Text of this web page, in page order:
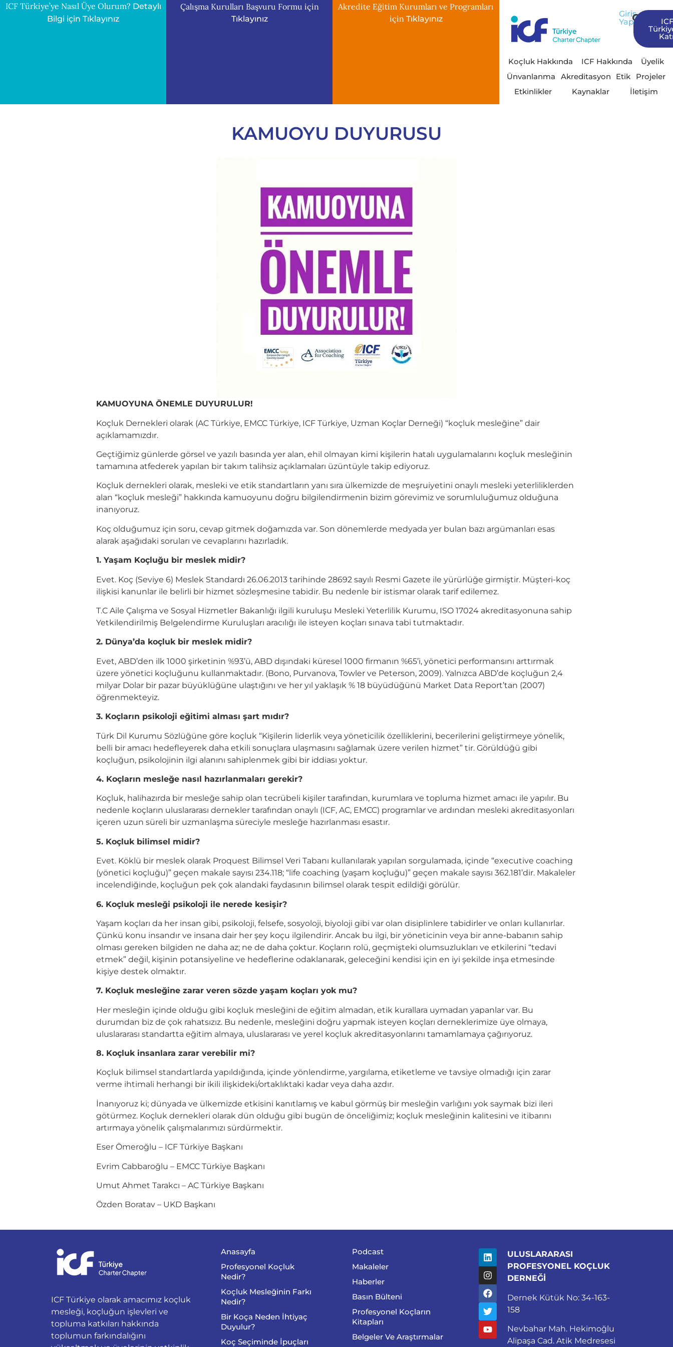
ICF Türkiye’ye Nasıl Üye Olurum? Detaylı
Bilgi için Tıklayınız
Çalışma Kurulları Başvuru Formu için
Tıklayınız
Akredite Eğitim Kurumları ve Programları
için Tıklayınız
Giriş
Yap
Koçluk Hakkında ICF Hakkında
Üyelik
Ünvanlanma
Akreditasyon Etik
Projeler
Etkinlikler
Kaynaklar İletişim
KAMUOYU DUYURUSU
KAMUOYUNA ÖNEMLE DUYURULUR!
Koçluk Dernekleri olarak (AC Türkiye, EMCC Türkiye, ICF Türkiye, Uzman Koçlar Derneği) “koçluk mesleğine” dair
açıklamamızdır.
Geçtiğimiz günlerde görsel ve yazılı basında yer alan, ehil olmayan kimi kişilerin hatalı uygulamalarını koçluk mesleğinin
tamamına atfederek yapılan bir takım talihsiz açıklamaları üzüntüyle takip ediyoruz.
Koçluk dernekleri olarak, mesleki ve etik standartların yanı sıra ülkemizde de meşruiyetini onaylı mesleki yeterliliklerden
alan “koçluk mesleği” hakkında kamuoyunu doğru bilgilendirmenin bizim görevimiz ve sorumluluğumuz olduğuna
inanıyoruz.
Koç olduğumuz için soru, cevap gitmek doğamızda var. Son dönemlerde medyada yer bulan bazı argümanları esas
alarak aşağıdaki soruları ve cevaplarını hazırladık.
1. Yaşam Koçluğu bir meslek midir?
Evet. Koç (Seviye 6) Meslek Standardı 26.06.2013 tarihinde 28692 sayılı Resmi Gazete ile yürürlüğe girmiştir. Müşteri-koç
ilişkisi kanunlar ile belirli bir hizmet sözleşmesine tabidir. Bu nedenle bir istismar olarak tarif edilemez.
T.C Aile Çalışma ve Sosyal Hizmetler Bakanlığı ilgili kuruluşu Mesleki Yeterlilik Kurumu, ISO 17024 akreditasyonuna sahip
Yetkilendirilmiş Belgelendirme Kuruluşları aracılığı ile isteyen koçları sınava tabi tutmaktadır.
2. Dünya’da koçluk bir meslek midir?
Evet, ABD’den ilk 1000 şirketinin %93’ü, ABD dışındaki küresel 1000 firmanın %65’i, yönetici performansını arttırmak
üzere yönetici koçluğunu kullanmaktadır. (Bono, Purvanova, Towler ve Peterson, 2009). Yalnızca ABD’de koçluğun 2,4
milyar Dolar bir pazar büyüklüğüne ulaştığını ve her yıl yaklaşık % 18 büyüdüğünü Market Data Report’tan (2007)
öğrenmekteyiz.
3. Koçların psikoloji eğitimi alması şart mıdır?
Türk Dil Kurumu Sözlüğüne göre koçluk “Kişilerin liderlik veya yöneticilik özelliklerini, becerilerini geliştirmeye yönelik,
belli bir amacı hedefleyerek daha etkili sonuçlara ulaşmasını sağlamak üzere verilen hizmet” tir. Görüldüğü gibi
koçluğun, psikolojinin ilgi alanını sahiplenmek gibi bir iddiası yoktur.
4. Koçların mesleğe nasıl hazırlanmaları gerekir?
Koçluk, halihazırda bir mesleğe sahip olan tecrübeli kişiler tarafından, kurumlara ve topluma hizmet amacı ile yapılır. Bu
nedenle koçların uluslararası dernekler tarafından onaylı (ICF, AC, EMCC) programlar ve ardından mesleki akreditasyonları
içeren uzun süreli bir uzmanlaşma süreciyle mesleğe hazırlanması esastır.
5. Koçluk bilimsel midir?
Evet. Köklü bir meslek olarak Proquest Bilimsel Veri Tabanı kullanılarak yapılan sorgulamada, içinde “executive coaching
(yönetici koçluğu)” geçen makale sayısı 234.118; “life coaching (yaşam koçluğu)” geçen makale sayısı 362.181’dir. Makaleler
incelendiğinde, koçluğun pek çok alandaki faydasının bilimsel olarak tespit edildiği görülür.
6. Koçluk mesleği psikoloji ile nerede kesişir?
Yaşam koçları da her insan gibi, psikoloji, felsefe, sosyoloji, biyoloji gibi var olan disiplinlere tabidirler ve onları kullanırlar.
Çünkü konu insandır ve insana dair her şey koçu ilgilendirir. Ancak bu ilgi, bir yöneticinin veya bir anne-babanın sahip
olması gereken bilgiden ne daha az; ne de daha çoktur. Koçların rolü, geçmişteki olumsuzlukları ve etkilerini “tedavi
etmek” değil, kişinin potansiyeline ve hedeflerine odaklanarak, geleceğini kendisi için en iyi şekilde inşa etmesinde
kişiye destek olmaktır.
7. Koçluk mesleğine zarar veren sözde yaşam koçları yok mu?
Her mesleğin içinde olduğu gibi koçluk mesleğini de eğitim almadan, etik kurallara uymadan yapanlar var. Bu
durumdan biz de çok rahatsızız. Bu nedenle, mesleğini doğru yapmak isteyen koçları derneklerimize üye olmaya,
uluslararası standartta eğitim almaya, uluslararası ve yerel koçluk akreditasyonlarını tamamlamaya çağırıyoruz.
8. Koçluk insanlara zarar verebilir mi?
Koçluk bilimsel standartlarda yapıldığında, içinde yönlendirme, yargılama, etiketleme ve tavsiye olmadığı için zarar
verme ihtimali herhangi bir ikili ilişkideki/ortaklıktaki kadar veya daha azdır.
İnanıyoruz ki; dünyada ve ülkemizde etkisini kanıtlamış ve kabul görmüş bir mesleğin varlığını yok saymak bizi ileri
götürmez. Koçluk dernekleri olarak dün olduğu gibi bugün de önceliğimiz; koçluk mesleğinin kalitesini ve itibarını
artırmaya yönelik çalışmalarımızı sürdürmektir.
Eser Ömeroğlu – ICF Türkiye Başkanı
Evrim Cabbaroğlu – EMCC Türkiye Başkanı
Umut Ahmet Tarakcı – AC Türkiye Başkanı
Özden Boratav – UKD Başkanı
ICF Türkiye olarak amacımız koçluk
mesleği, koçluğun işlevleri ve
topluma katkıları hakkında
toplumun farkındalığını
Anasayfa
Profesyonel Koçluk
Nedir?
Koçluk Mesleğinin Farkı
Nedir?
Bir Koça Neden İhtiyaç
Duyulur?
Koç Seçiminde İpuçları
Podcast
Makaleler
Haberler
Basın Bülteni
Profesyonel Koçların
Kitapları
Belgeler Ve Araştırmalar
ULUSLARARASI
PROFESYONEL KOÇLUK
DERNEĞİ
Dernek Kütük No: 34-163-
158
Nevbahar Mah. Hekimoğlu
Alipaşa Cad. Atik Medresesi